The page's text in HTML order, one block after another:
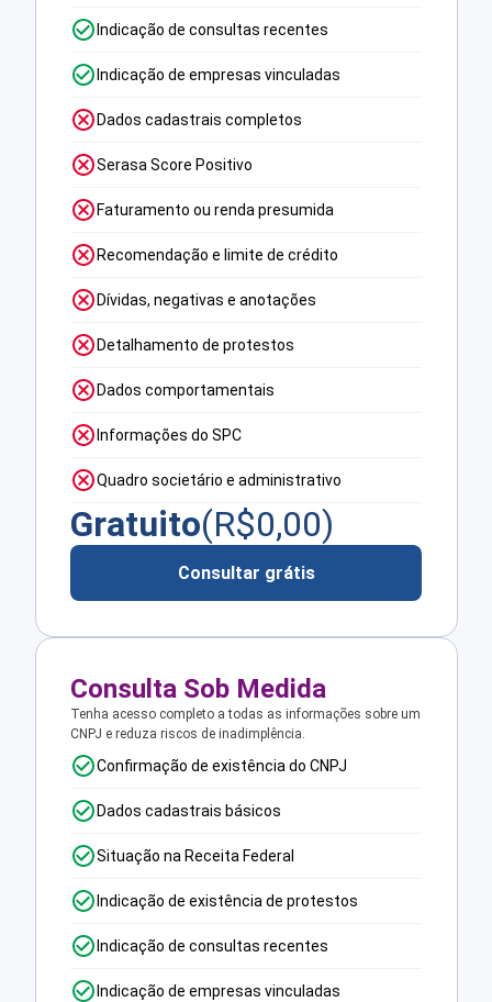
Indicação de consultas recentes
Indicação de empresas vinculadas
Dados cadastrais completos
Serasa Score Positivo
Faturamento ou renda presumida
Recomendação e limite de crédito
Dívidas, negativas e anotações
Detalhamento de protestos
Dados comportamentais
Informações do SPC
Quadro societário e administrativo
Gratuito(R$0,00)
Consultar grátis
Consulta Sob Medida
Tenha acesso completo a todas as informações sobre um
CNPJ e reduza riscos de inadimplência.
Confirmação de existência do CNPJ
Dados cadastrais básicos
Situação na Receita Federal
Indicação de existência de protestos
Indicação de consultas recentes
Indicação de empresas vinculadas